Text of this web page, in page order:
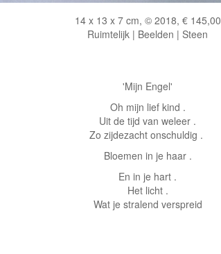
14 x 13 x 7 cm, © 2018, € 145,00
Ruimtelijk | Beelden | Steen
'Mijn Engel'
Oh mijn lief kind .
Uit de tijd van weleer .
Zo zijdezacht onschuldig .
Bloemen in je haar .
En in je hart .
Het licht .
Wat je stralend verspreid